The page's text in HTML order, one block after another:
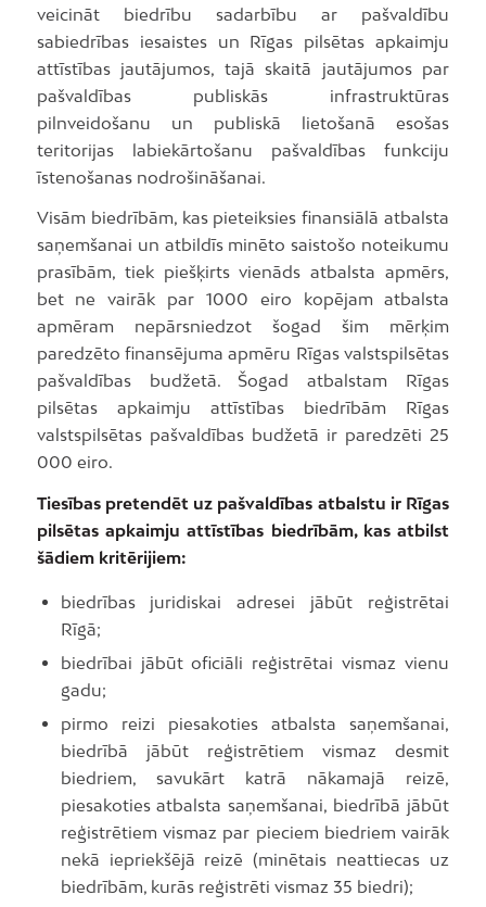
veicināt biedrību sadarbību ar pašvaldību
sabiedrības iesaistes un Rīgas pilsētas apkaimju
attīstības jautājumos, tajā skaitā jautājumos par
pašvaldības publiskās infrastruktūras
pilnveidošanu un publiskā lietošanā esošas
teritorijas labiekārtošanu pašvaldības funkciju
īstenošanas nodrošināšanai.
Visām biedrībām, kas pieteiksies finansiālā atbalsta
saņemšanai un atbildīs minēto saistošo noteikumu
prasībām, tiek piešķirts vienāds atbalsta apmērs,
bet ne vairāk par 1000 eiro kopējam atbalsta
apmēram nepārsniedzot šogad šim mērķim
paredzēto finansējuma apmēru Rīgas valstspilsētas
pašvaldības budžetā. Šogad atbalstam Rīgas
pilsētas apkaimju attīstības biedrībām Rīgas
valstspilsētas pašvaldības budžetā ir paredzēti 25
000 eiro.
Tiesības pretendēt uz pašvaldības atbalstu ir Rīgas
pilsētas apkaimju attīstības biedrībām, kas atbilst
šādiem kritērijiem:
biedrības juridiskai adresei jābūt reģistrētai
Rīgā;
biedrībai jābūt oficiāli reģistrētai vismaz vienu
gadu;
pirmo reizi piesakoties atbalsta saņemšanai,
biedrībā jābūt reģistrētiem vismaz desmit
biedriem, savukārt katrā nākamajā reizē,
piesakoties atbalsta saņemšanai, biedrībā jābūt
reģistrētiem vismaz par pieciem biedriem vairāk
nekā iepriekšējā reizē (minētais neattiecas uz
biedrībām, kurās reģistrēti vismaz 35 biedri);